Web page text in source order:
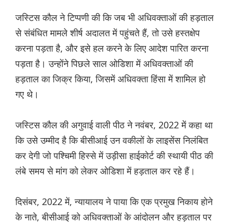
जस्टिस कौल ने टिप्पणी की कि जब भी अधिवक्ताओं की हड़ताल
से संबंधित मामले शीर्ष अदालत में पहुंचते हैं, तो उसे हस्तक्षेप
करना पड़ता है, और इसे हल करने के लिए आदेश पारित करना
पड़ता है। उन्होंने पिछले साल ओडिशा में अधिवक्ताओं की
हड़ताल का जिक्र किया, जिसमें अधिवक्ता हिंसा में शामिल हो
गए थे।
जस्टिस कौल की अगुवाई वाली पीठ ने नवंबर, 2022 में कहा था
कि उसे उम्मीद है कि बीसीआई उन वकीलों के लाइसेंस निलंबित
कर देगी जो पश्चिमी हिस्से में उड़ीसा हाईकोर्ट की स्थायी पीठ की
लंबे समय से मांग को लेकर ओडिशा में हड़ताल कर रहे हैं।
दिसंबर, 2022 में, न्यायालय ने पाया कि एक प्रमुख निकाय होने
के नाते, बीसीआई को अधिवक्ताओं के आंदोलन और हड़ताल पर